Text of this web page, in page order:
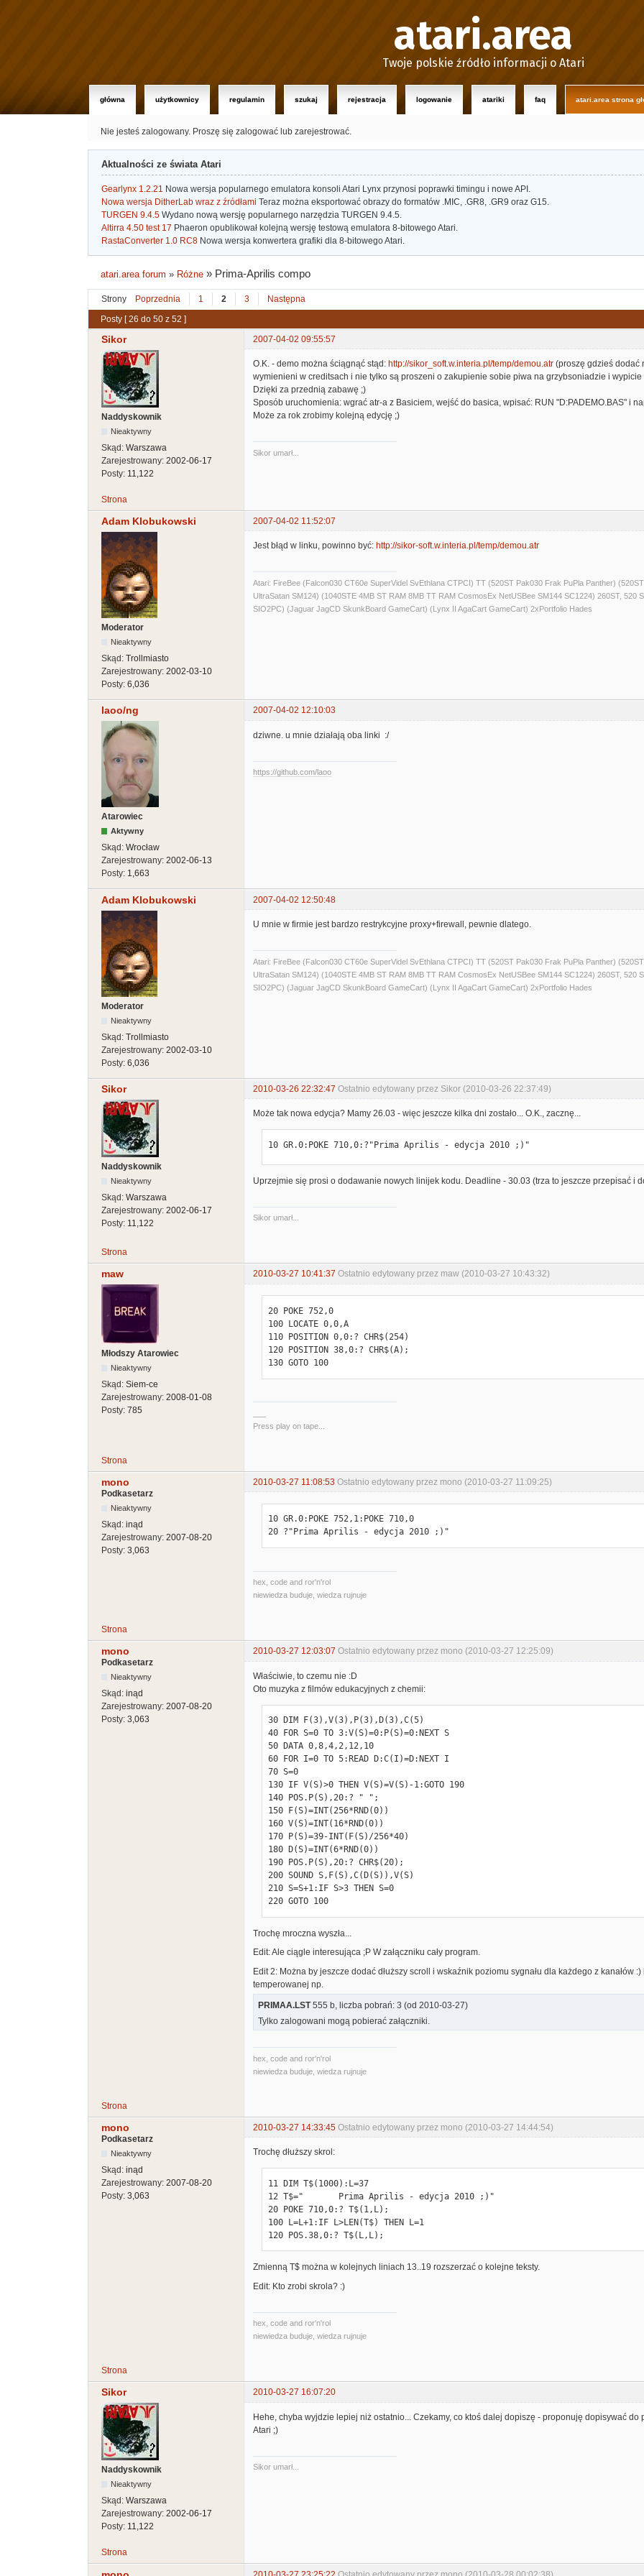
atari.area
Twoje polskie źródło informacji o Atari
główna użytkownicy regulamin szukaj rejestracja logowanie atariki faq atari.area strona
Nie jesteś zalogowany. Proszę się zalogować lub zarejestrować.
Aktualności ze świata Atari
Gearlynx 1.2.21 Nowa wersja popularnego emulatora konsoli Atari Lynx przynosi poprawki timingu i nowe API.
Nowa wersja DitherLab wraz z źródłami Teraz można eksportować obrazy do formatów .MIC, .GR8, .GR9 oraz G15.
TURGEN 9.4.5 Wydano nową wersję popularnego narzędzia TURGEN 9.4.5.
Altirra 4.50 test 17 Phaeron opublikował kolejną wersję testową emulatora 8-bitowego Atari.
RastaConverter 1.0 RC8 Nowa wersja konwertera grafiki dla 8-bitowego Atari.
atari.area forum » Różne » Prima-Aprilis compo
Strony Poprzednia 1 2 3
Następna
Posty [ 26 do 50 z 52 ]
Sikor 2007-04-02 09:55:57
Naddyskownik
Nieaktywny
Skąd: Warszawa
Zarejestrowany: 2002-06-17
Posty: 11,122
O.K. - demo można ściągnąć stąd: http://sikor_soft.w.interia.pl/temp/demou.atr (proszę gdzieś dodać
wymienieni w creditsach i nie tylko są proszeni o zakupienie sobie piwa na grzybsoniadzie i
Dzięki za przednią zabawę ;)
Sposób uruchomienia: wgrać atr-a z Basiciem, wejść do basica, wpisać: RUN "D:PADEMO.BAS" i
Może za rok zrobimy kolejną edycję ;)
Sikor umarł...
Strona
Adam Klobukowski 2007-04-02 11:52:07
Moderator
Nieaktywny
Skąd: Trollmiasto
Zarejestrowany: 2002-03-10
Posty: 6,036
Jest błąd w linku, powinno być: http://sikor-soft.w.interia.pl/temp/demou.atr
Atari: FireBee (Falcon030 CT60e SuperVidel SvEthlana CTPCI) TT (520ST Pak030 Frak PuPla Panther)
UltraSatan SM124) (1040STE 4MB ST RAM 8MB TT RAM CosmosEx NetUSBee SM144 SC1224) 260ST, 520
SIO2PC) (Jaguar JagCD SkunkBoard GameCart) (Lynx II AgaCart GameCart) 2xPortfolio Hades
laoo/ng 2007-04-02 12:10:03
Atarowiec
Aktywny
Skąd: Wrocław
Zarejestrowany: 2002-06-13
Posty: 1,663
dziwne. u mnie działają oba linki :/
https://github.com/laoo
Adam Klobukowski 2007-04-02 12:50:48
Moderator
Nieaktywny
Skąd: Trollmiasto
Zarejestrowany: 2002-03-10
Posty: 6,036
U mnie w firmie jest bardzo restrykcyjne proxy+firewall, pewnie dlatego.
Atari: FireBee (Falcon030 CT60e SuperVidel SvEthlana CTPCI) TT (520ST Pak030 Frak PuPla Panther)
UltraSatan SM124) (1040STE 4MB ST RAM 8MB TT RAM CosmosEx NetUSBee SM144 SC1224) 260ST, 520
SIO2PC) (Jaguar JagCD SkunkBoard GameCart) (Lynx II AgaCart GameCart) 2xPortfolio Hades
Sikor 2010-03-26 22:32:47 Ostatnio edytowany przez Sikor (2010-03-26 22:37:49)
Naddyskownik
Nieaktywny
Skąd: Warszawa
Zarejestrowany: 2002-06-17
Posty: 11,122
Może tak nowa edycja? Mamy 26.03 - więc jeszcze kilka dni zostało... O.K., zacznę...
10 GR.0:POKE 710,0:?"Prima Aprilis - edycja 2010 ;)"
Uprzejmie się prosi o dodawanie nowych linijek kodu. Deadline - 30.03 (trza to jeszcze przepisać i
Sikor umarł...
Strona
maw 2010-03-27 10:41:37 Ostatnio edytowany przez maw (2010-03-27 10:43:32)
Młodszy Atarowiec
Nieaktywny
Skąd: Siem-ce
Zarejestrowany: 2008-01-08
Posty: 785
20 POKE 752,0
100 LOCATE 0,0,A
110 POSITION 0,0:? CHR$(254)
120 POSITION 38,0:? CHR$(A);
130 GOTO 100
Press play on tape...
Strona
mono 2010-03-27 11:08:53 Ostatnio edytowany przez mono (2010-03-27 11:09:25)
Podkasetarz
Nieaktywny
Skąd: inąd
Zarejestrowany: 2007-08-20
Posty: 3,063
10 GR.0:POKE 752,1:POKE 710,0
20 ?"Prima Aprilis - edycja 2010 ;)"
hex, code and ror'n'rol
niewiedza buduje, wiedza rujnuje
Strona
mono 2010-03-27 12:03:07 Ostatnio edytowany przez mono (2010-03-27 12:25:09)
Podkasetarz
Nieaktywny
Skąd: inąd
Zarejestrowany: 2007-08-20
Posty: 3,063
Właściwie, to czemu nie :D
Oto muzyka z filmów edukacyjnych z chemii:
30 DIM F(3),V(3),P(3),D(3),C(5)
40 FOR S=0 TO 3:V(S)=0:P(S)=0:NEXT S
50 DATA 0,8,4,2,12,10
60 FOR I=0 TO 5:READ D:C(I)=D:NEXT I
70 S=0
130 IF V(S)>0 THEN V(S)=V(S)-1:GOTO 190
140 POS.P(S),20:? " ";
150 F(S)=INT(256*RND(0))
160 V(S)=INT(16*RND(0))
170 P(S)=39-INT(F(S)/256*40)
180 D(S)=INT(6*RND(0))
190 POS.P(S),20:? CHR$(20);
200 SOUND S,F(S),C(D(S)),V(S)
210 S=S+1:IF S>3 THEN S=0
220 GOTO 100
Trochę mroczna wyszła...
Edit: Ale ciągle interesująca ;P W załączniku cały program.
Edit 2: Można by jeszcze dodać dłuższy scroll i wskaźnik poziomu sygnału dla każdego z
temperowanej np.
PRIMAA.LST555 b, liczba pobrań: 3 (od 2010-03-27)
Tylko zalogowani mogą pobierać załączniki.
hex, code and ror'n'rol
niewiedza buduje, wiedza rujnuje
Strona
mono 2010-03-27 14:33:45 Ostatnio edytowany przez mono (2010-03-27 14:44:54)
Podkasetarz
Nieaktywny
Skąd: inąd
Zarejestrowany: 2007-08-20
Posty: 3,063
Trochę dłuższy skrol:
11 DIM T$(1000):L=37
12 T$="       Prima Aprilis - edycja 2010 ;)"
20 POKE 710,0:? T$(1,L);
100 L=L+1:IF L>LEN(T$) THEN L=1
120 POS.38,0:? T$(L,L);
Zmienną T$ można w kolejnych liniach 13..19 rozszerzać o kolejne teksty.
Edit: Kto zrobi skrola? :)
hex, code and ror'n'rol
niewiedza buduje, wiedza rujnuje
Strona
Sikor 2010-03-27 16:07:20
Naddyskownik
Nieaktywny
Skąd: Warszawa
Zarejestrowany: 2002-06-17
Posty: 11,122
Hehe, chyba wyjdzie lepiej niż ostatnio... Czekamy, co ktoś dalej dopiszę - proponuję dopisywać do
Atari ;)
Sikor umarł...
Strona